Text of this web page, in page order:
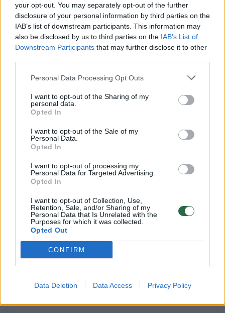
your opt-out. You may separately opt-out of the further
disclosure of your personal information by third parties on the
IAB’s list of downstream participants. This information may
also be disclosed by us to third parties on the IAB’s List of
Downstream Participants that may further disclose it to other
Personal Data Processing Opt Outs
I want to opt-out of the Sharing of my
personal data.
Opted In
I want to opt-out of the Sale of my
Personal Data.
Opted In
I want to opt-out of processing my
Personal Data for Targeted Advertising.
Opted In
I want to opt-out of Collection, Use,
Retention, Sale, and/or Sharing of my
Personal Data that Is Unrelated with the
Purposes for which it was collected.
Opted Out
CONFIRM
Data Deletion Data Access Privacy Policy
Žinutėje aktorius kreipėsi į teatro meno
vadovą, režisierių bei aktorių Paulių Pinigį, ir
neslėpė nepasitenkinimo tuo, kaip, jo
vertinimu, buvo sprendžiama susidariusi
Susiję straipsniai
Juozo Miltinio dramos teatro
skandale – netikėtas posūkis:
aktorė pateikė visai kitą
Tadas